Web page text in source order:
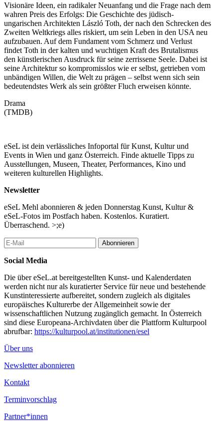
Visionäre Ideen, ein radikaler Neuanfang und die Frage nach dem
wahren Preis des Erfolgs: Die Geschichte des jüdisch-
ungarischen Architekten László Toth, der nach den Schrecken des
Zweiten Weltkriegs alles riskiert, um sein Leben in den USA neu
aufzubauen. Auf dem Fundament vom Schmerz und Verlust
findet Toth in der kalten und wuchtigen Kraft des Brutalismus
den künstlerischen Ausdruck für seine zerrissene Seele. Dabei ist
seine Architektur so kompromisslos wie er selbst, getrieben vom
unbändigen Willen, die Welt zu prägen – selbst wenn sich sein
bedeutendstes Werk als sein größter Fluch erweisen könnte.
Drama
(TMDB)
eSeL ist dein verlässliches Infoportal für Kunst, Kultur und
Events in Wien und ganz Österreich. Finde aktuelle Tipps zu
Ausstellungen, Museen, Theater, Performances, Kino und
weiteren kulturellen Highlights.
Newsletter
eSeL Mehl abonnieren & jeden Donnerstag Kunst, Kultur &
eSeL-Fotos im Postfach haben. Kostenlos. Kuratiert.
Überraschend. >;e)
Abonnieren
Social Media
Die über eSeL.at bereitgestellten Kunst- und Kalenderdaten
werden nicht nur als kuratierter Service für neue und bestehende
Kunstinteressierte aufbereitet, sondern zugleich als digitales
europäisches Kulturerbe der Allgemeinheit sowie der
wissenschaftlichen Nutzung zugänglich gemacht. In Österreich
sind diese Europeana-Archivdaten über die Plattform Kulturpool
abrufbar: https://kulturpool.at/institutionen/esel
Über uns
Newsletter abonnieren
Kontakt
Terminvorschlag
Partner*innen